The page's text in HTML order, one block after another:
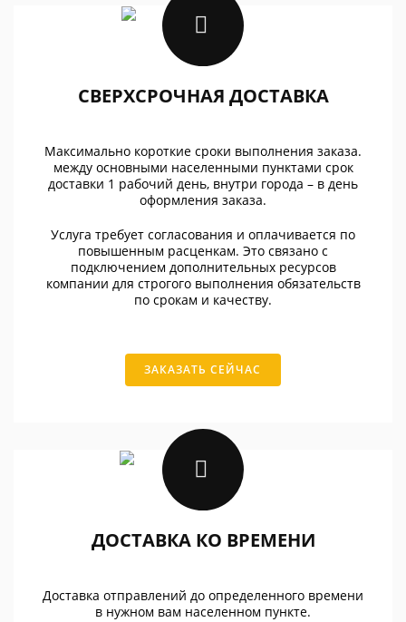
СВЕРХСРОЧНАЯ ДОСТАВКА
Максимально короткие сроки выполнения заказа.
между основными населенными пунктами срок
доставки 1 рабочий день, внутри города – в день
оформления заказа.
Услуга требует согласования и оплачивается по
повышенным расценкам. Это связано с
подключением дополнительных ресурсов
компании для строгого выполнения обязательств
по срокам и качеству.
ЗАКАЗАТЬ СЕЙЧАС
ДОСТАВКА КО ВРЕМЕНИ
Доставка отправлений до определенного времени
в нужном вам населенном пункте.